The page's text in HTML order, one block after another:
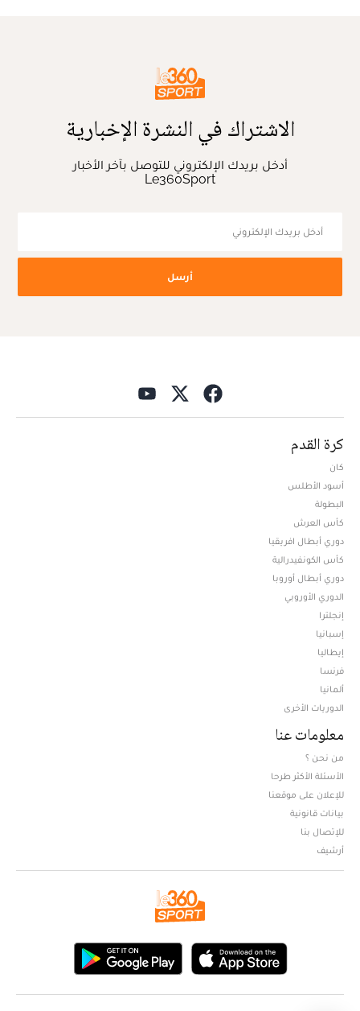
الاشتراك في النشرة الإخبارية
أدخل بريدك الإلكتروني للتوصل بآخر الأخبار
Le360Sport
أرسل
كرة القدم
كان
أسود الأطلس
البطولة
كأس العرش
دوري أبطال افريقيا
كأس الكونفيدرالية
دوري أبطال أوروبا
الدوري الأوروبي
إنجلترا
إسبانيا
إيطاليا
فرنسا
ألمانيا
الدوريات الأخرى
معلومات عنا
من نحن ؟
الأسئلة الأكثر طرحا
للإعلان على موقعنا
بيانات قانونية
للإتصال بنا
أرشيف